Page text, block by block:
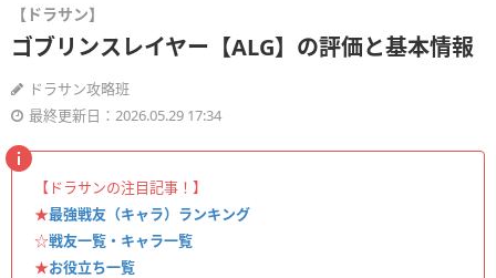
【ドラサン】
ゴブリンスレイヤー【ALG】の評価と基本情報
ドラサン攻略班
最終更新日：2026.05.29 17:34
【ドラサンの注目記事！】
★最強戦友（キャラ）ランキング
☆戦友一覧・キャラ一覧
★お役立ち一覧